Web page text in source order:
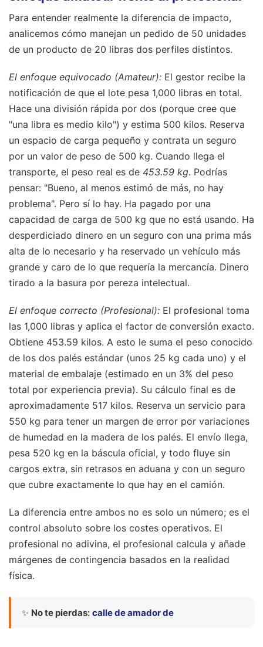
Para entender realmente la diferencia de impacto,
analicemos cómo manejan un pedido de 50 unidades
de un producto de 20 libras dos perfiles distintos.
El enfoque equivocado (Amateur): El gestor recibe la
notificación de que el lote pesa 1,000 libras en total.
Hace una división rápida por dos (porque cree que
"una libra es medio kilo") y estima 500 kilos. Reserva
un espacio de carga pequeño y contrata un seguro
por un valor de peso de 500 kg. Cuando llega el
transporte, el peso real es de 453.59 kg. Podrías
pensar: "Bueno, al menos estimó de más, no hay
problema". Pero sí lo hay. Ha pagado por una
capacidad de carga de 500 kg que no está usando. Ha
desperdiciado dinero en un seguro con una prima más
alta de lo necesario y ha reservado un vehículo más
grande y caro de lo que requería la mercancía. Dinero
tirado a la basura por pereza intelectual.
El enfoque correcto (Profesional): El profesional toma
las 1,000 libras y aplica el factor de conversión exacto.
Obtiene 453.59 kilos. A esto le suma el peso conocido
de los dos palés estándar (unos 25 kg cada uno) y el
material de embalaje (estimado en un 3% del peso
total por experiencia previa). Su cálculo final es de
aproximadamente 517 kilos. Reserva un servicio para
550 kg para tener un margen de error por variaciones
de humedad en la madera de los palés. El envío llega,
pesa 520 kg en la báscula oficial, y todo fluye sin
cargos extra, sin retrasos en aduana y con un seguro
que cubre exactamente lo que hay en el camión.
La diferencia entre ambos no es solo un número; es el
control absoluto sobre los costes operativos. El
profesional no adivina, el profesional calcula y añade
márgenes de contingencia basados en la realidad
física.
✨ No te pierdas: calle de amador de